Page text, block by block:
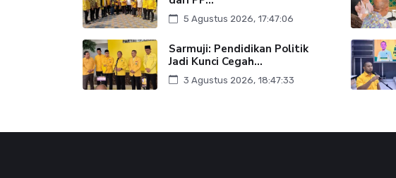
5 Agustus 2026, 17:47:06
Sarmuji: Pendidikan Politik
Jadi Kunci Cegah...
3 Agustus 2026, 18:47:33